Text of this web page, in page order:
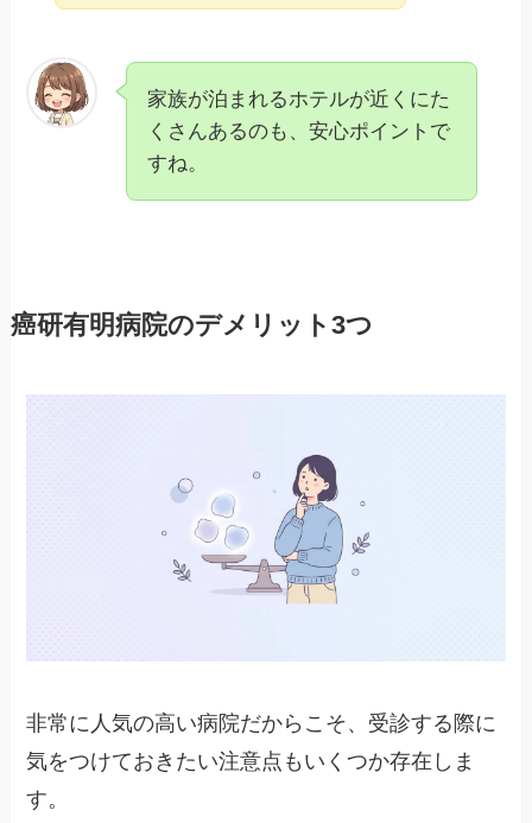
家族が泊まれるホテルが近くにた
くさんあるのも、安心ポイントで
すね。
癌研有明病院のデメリット3つ
非常に人気の高い病院だからこそ、受診する際に
気をつけておきたい注意点もいくつか存在しま
す。